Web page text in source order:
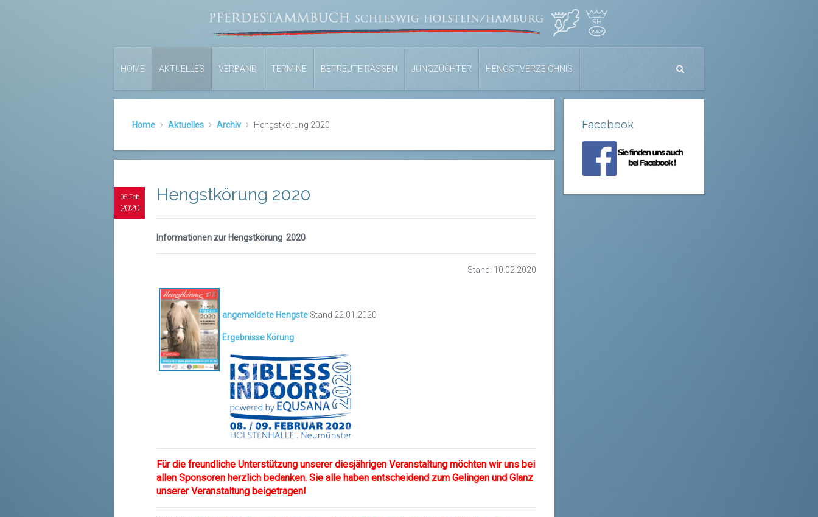
HOME AKTUELLES VERBAND TERMINE BETREUTE RASSEN JUNGZÜCHTER HENGSTVERZEICHNIS
Home Aktuelles Archiv Hengstkörung 2020
05 Feb
2020
Hengstkörung 2020
Informationen zur Hengstkörung 2020
Stand: 10.02.2020
angemeldete Hengste Stand 22.01.2020
Ergebnisse Körung
Für die freundliche Unterstützung unserer diesjährigen Veranstaltung möchten wir uns bei
allen Sponsoren herzlich bedanken. Sie alle haben entscheidend zum Gelingen und Glanz
unserer Veranstaltung beigetragen!
Facebook